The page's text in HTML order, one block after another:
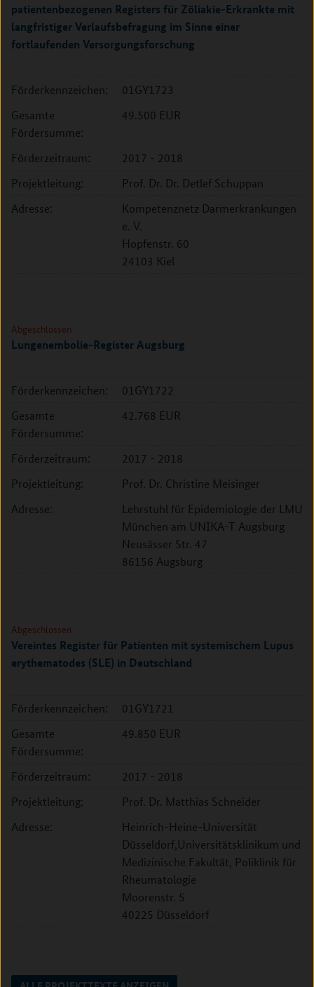
patientenbezogenen Registers für Zöliakie-Erkrankte mit
langfristiger Verlaufsbefragung im Sinne einer
fortlaufenden Versorgungsforschung
Förderkennzeichen:
01GY1723
Gesamte
Fördersumme:
49.500 EUR
Förderzeitraum:
2017 - 2018
Projektleitung:
Prof. Dr. Dr. Detlef Schuppan
Adresse:
Kompetenznetz Darmerkrankungen
e. V.
Hopfenstr. 60
24103 Kiel
Abgeschlossen
Lungenembolie-Register Augsburg
Förderkennzeichen:
01GY1722
Gesamte
Fördersumme:
42.768 EUR
Förderzeitraum:
2017 - 2018
Projektleitung:
Prof. Dr. Christine Meisinger
Adresse:
Lehrstuhl für Epidemiologie der LMU
München am UNIKA-T Augsburg
Neusässer Str. 47
86156 Augsburg
Abgeschlossen
Vereintes Register für Patienten mit systemischem Lupus
erythematodes (SLE) in Deutschland
Förderkennzeichen:
01GY1721
Gesamte
Fördersumme:
49.850 EUR
Förderzeitraum:
2017 - 2018
Projektleitung:
Prof. Dr. Matthias Schneider
Adresse:
Heinrich-Heine-Universität
Düsseldorf,Universitätsklinikum und
Medizinische Fakultät, Poliklinik für
Rheumatologie
Moorenstr. 5
40225 Düsseldorf